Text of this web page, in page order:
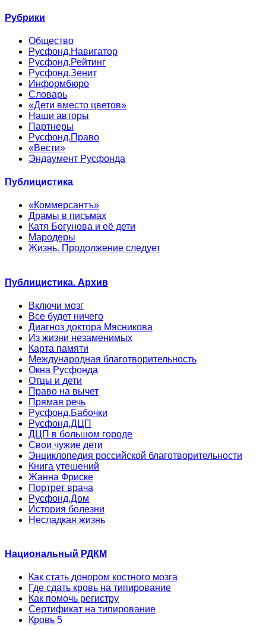
Рубрики
Общество
Русфонд.Навигатор
Русфонд.Рейтинг
Русфонд.Зенит
Информбюро
Словарь
«Дети вместо цветов»
Наши авторы
Партнеры
Русфонд.Право
«Вести»
Эндаумент Русфонда
Публицистика
«Коммерсантъ»
Драмы в письмах
Катя Богунова и её дети
Мародеры
Жизнь. Продолжение следует
Публицистика. Архив
Включи мозг
Все будет ничего
Диагноз доктора Мясникова
Из жизни незаменимых
Карта памяти
Международная благотворительность
Окна Русфонда
Отцы и дети
Право на вычет
Прямая речь
Русфонд.Бабочки
Русфонд.ДЦП
ДЦП в большом городе
Свои чужие дети
Энциклопедия российской благотворительности
Книга утешений
Жанна Фриске
Портрет врача
Русфонд.Дом
История болезни
Несладкая жизнь
Национальный РДКМ
Как стать донором костного мозга
Где сдать кровь на типирование
Как помочь регистру
Сертификат на типирование
Кровь 5